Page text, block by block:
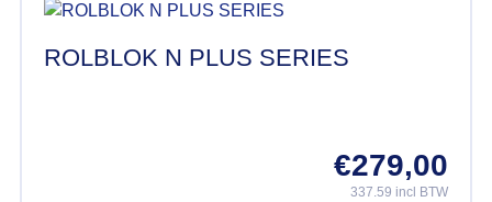
ROLBLOK N PLUS SERIES
€279,00
337.59 incl BTW